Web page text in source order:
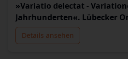
»Variatio delectat -
Jahrhunderten«. Lübecker
Jakobi
Details ansehen